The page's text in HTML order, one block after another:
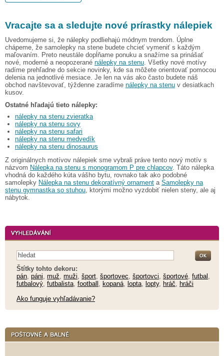
Vracajte sa a sledujte nové prírastky nálepiek
Uvedomujeme si, že nálepky podliehajú módnym trendom. Úplne
chápeme, že samolepky na stene budete chcieť vymeniť s každým
maľovaním. Preto neustále dopĺňame ponuku a snažíme sa prinášať
nové, moderné a neopozerané nálepky na stenu . Všetky nové motívy
radíme prehľadne do sekcie novinky, kde sa môžete orientovať pomocou
delenia na jednotlivé mesiace. Je len na vás ako často budete náš
obchod navštevovať, týždenne zaradíme nálepky na stenu v desiatkach
kusov.
Ostatné hľadajú tieto nálepky:
nálepky na stenu zvieratka
nálepky na stenu sovy
nálepky na stenu safari
nálepky na stenu medvedík
nálepky na stenu dinosaurus
Z originálnych motívov nálepiek sme vybrali práve tento nový motív s
názvom Nálepka na stenu s monogramom P pre chlapcov. Táto nálepka
vhodná do každého kúta vášho bytu, rovnako tak ako podobné
samolepky Nálepka na stenu dekoratívný ornament a Samolepky na
stenu gymnastka so stuhou , ktorými možno vyzdobiť nielen steny, ale aj
nábytok.
Štítky tohto dekoru:
pán páni muž muži šport športovec športovci športové futbal
futbalový futbalista football kopaná lopta lopty, hráč
hráči
Ako funguje vyhľadávanie?